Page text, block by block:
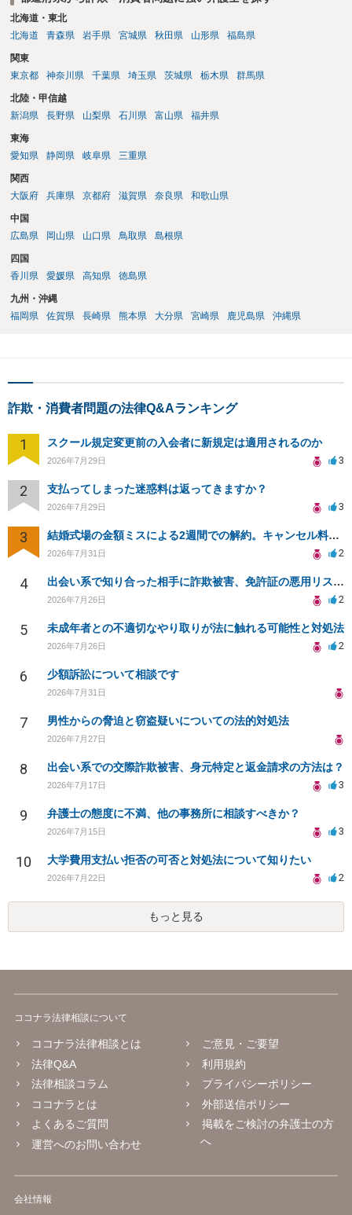
北海道・東北
北海道
青森県 岩手県 宮城県 秋田県 山形県 福島県
関東
東京都
神奈川県 千葉県 埼玉県 茨城県 栃木県 群馬県
北陸・甲信越
新潟県
長野県 山梨県 石川県 富山県 福井県
東海
愛知県
静岡県 岐阜県 三重県
関西
大阪府
兵庫県 京都府 滋賀県 奈良県 和歌山県
中国
広島県
岡山県 山口県 鳥取県 島根県
四国
香川県
愛媛県 高知県 徳島県
九州・沖縄
福岡県
佐賀県 長崎県 熊本県 大分県 宮崎県 鹿児島県 沖縄県
詐欺・消費者問題の法律Q&Aランキング
1 スクール規定変更前の入会者に新規定は適用されるのか
2026年7月29日 3
2 支払ってしまった迷惑料は返ってきますか？
2026年7月29日 3
3 結婚式場の金額ミスによる2週間での解約。キャンセル料10万円の免除は可能か。
2026年7月31日 2
4 出会い系で知り合った相手に詐欺被害、免許証の悪用リスクと対策。
2026年7月26日 2
5 未成年者との不適切なやり取りが法に触れる可能性と対処法
2026年7月26日 2
6 少額訴訟について相談です
2026年7月31日
7 男性からの脅迫と窃盗疑いについての法的対処法
2026年7月27日
8 出会い系での交際詐欺被害、身元特定と返金請求の方法は？
2026年7月17日 3
9 弁護士の態度に不満、他の事務所に相談すべきか？
2026年7月15日 3
10 大学費用支払い拒否の可否と対処法について知りたい
2026年7月22日 2
もっと見る
ココナラ法律相談について
ココナラ法律相談とは
法律Q&A
法律相談コラム
ココナラとは
よくあるご質問
運営へのお問い合わせ
ご意見・ご要望
利用規約
プライバシーポリシー
外部送信ポリシー
掲載をご検討の弁護士の方
へ
会社情報